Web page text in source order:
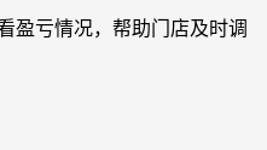
盈亏情况，帮助门店及时调